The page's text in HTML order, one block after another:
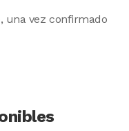
una vez confirmado